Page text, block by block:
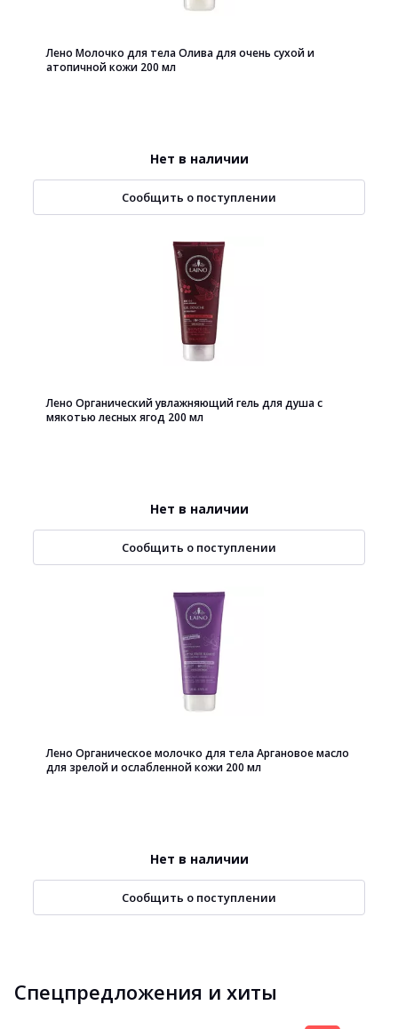
Лено Молочко для тела Олива для очень сухой и
атопичной кожи 200 мл
Нет в наличии
Сообщить о поступлении
Лено Органический увлажняющий гель для душа с
мякотью лесных ягод 200 мл
Нет в наличии
Сообщить о поступлении
Лено Органическое молочко для тела Аргановое масло
для зрелой и ослабленной кожи 200 мл
Нет в наличии
Сообщить о поступлении
Спецпредложения и хиты